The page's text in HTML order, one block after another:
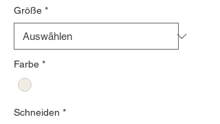
Größe *
Farbe *
Schneiden *